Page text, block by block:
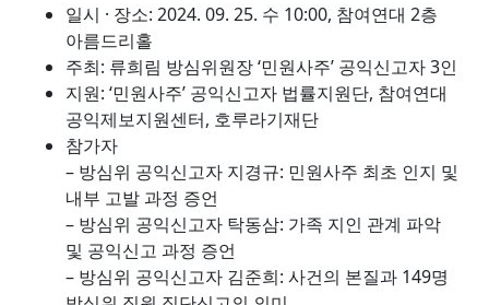
일시 · 장소: 2024. 09. 25. 수 10:00, 참여연대 2층
아름드리홀
주최: 류희림 방심위원장 ‘민원사주’ 공익신고자 3인
지원: ‘민원사주’ 공익신고자 법률지원단, 참여연대
공익제보지원센터, 호루라기재단
참가자
– 방심위 공익신고자 지경규: 민원사주 최초 인지 및
내부 고발 과정 증언
– 방심위 공익신고자 탁동삼: 가족 지인 관계 파악
및 공익신고 과정 증언
– 방심위 공익신고자 김준희: 사건의 본질과 149명